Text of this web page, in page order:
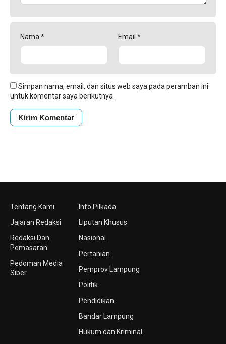
Nama * Email *
Simpan nama, email, dan situs web saya pada peramban ini
untuk komentar saya berikutnya.
Tentang Kami
Jajaran Redaksi
Redaksi Dan
Pemasaran
Pedoman Media
Siber
Info Pilkada
Liputan Khusus
Nasional
Pertanian
Pemprov Lampung
Politik
Pendidikan
Bandar Lampung
Hukum dan Kriminal